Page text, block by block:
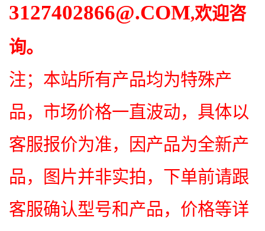
3127402866@.COM,欢迎咨
询。
注；本站所有产品均为特殊产
品，市场价格一直波动，具体以
客服报价为准，因产品为全新产
品，图片并非实拍，下单前请跟
客服确认型号和产品，价格等详